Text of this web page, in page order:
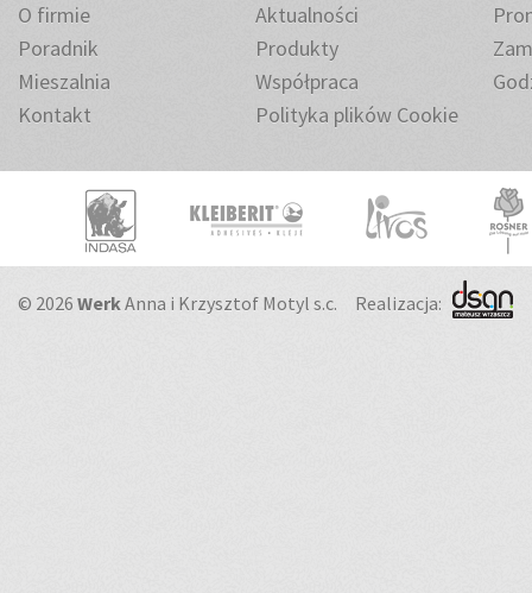
O firmie Aktualności
Poradnik
Produkty
Mieszalnia
Współpraca
Kontakt
Polityka plików Cookie
© 2026 WerkAnna i Krzysztof Motyl s.c. Realizacja: